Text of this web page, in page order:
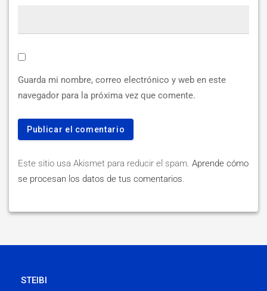
Guarda mi nombre, correo electrónico y web en este
navegador para la próxima vez que comente.
Este sitio usa Akismet para reducir el spam. Aprende cómo
se procesan los datos de tus comentarios.
STEIBI